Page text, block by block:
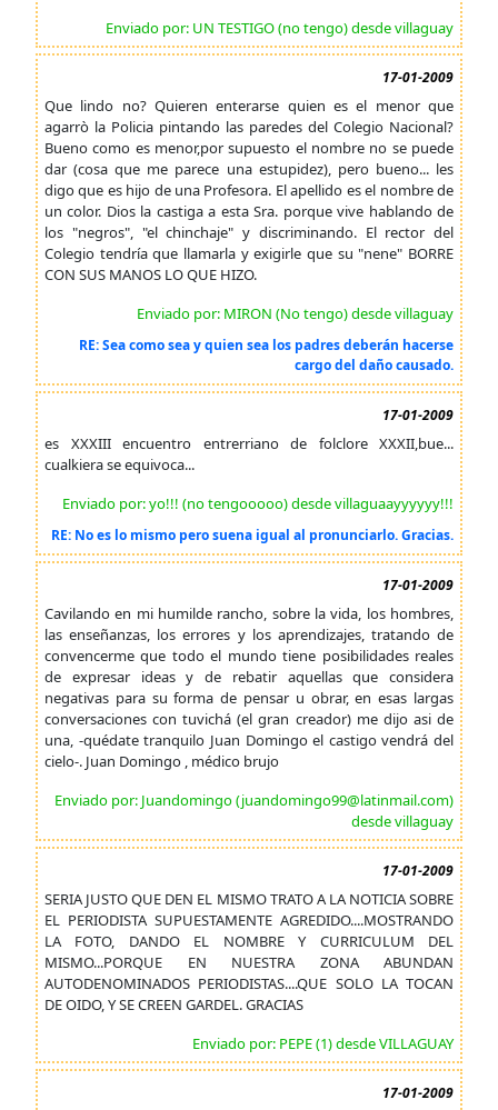
Enviado por: UN TESTIGO (no tengo) desde villaguay
17-01-2009
Que lindo no? Quieren enterarse quien es el menor que
agarrò la Policia pintando las paredes del Colegio Nacional?
Bueno como es menor,por supuesto el nombre no se puede
dar (cosa que me parece una estupidez), pero bueno... les
digo que es hijo de una Profesora. El apellido es el nombre de
un color. Dios la castiga a esta Sra. porque vive hablando de
los "negros", "el chinchaje" y discriminando. El rector del
Colegio tendría que llamarla y exigirle que su "nene" BORRE
CON SUS MANOS LO QUE HIZO.
Enviado por: MIRON (No tengo) desde villaguay
RE: Sea como sea y quien sea los padres deberán hacerse
cargo del daño causado.
17-01-2009
es XXXIII encuentro entrerriano de folclore XXXII,bue...
cualkiera se equivoca...
Enviado por: yo!!! (no tengooooo) desde villaguaayyyyyy!!!
RE: No es lo mismo pero suena igual al pronunciarlo. Gracias.
17-01-2009
Cavilando en mi humilde rancho, sobre la vida, los hombres,
las enseñanzas, los errores y los aprendizajes, tratando de
convencerme que todo el mundo tiene posibilidades reales
de expresar ideas y de rebatir aquellas que considera
negativas para su forma de pensar u obrar, en esas largas
conversaciones con tuvichá (el gran creador) me dijo asi de
una, -quédate tranquilo Juan Domingo el castigo vendrá del
cielo-. Juan Domingo , médico brujo
Enviado por: Juandomingo (juandomingo99@latinmail.com)
desde villaguay
17-01-2009
SERIA JUSTO QUE DEN EL MISMO TRATO A LA NOTICIA SOBRE
EL PERIODISTA SUPUESTAMENTE AGREDIDO....MOSTRANDO
LA FOTO, DANDO EL NOMBRE Y CURRICULUM DEL
MISMO...PORQUE EN NUESTRA ZONA ABUNDAN
AUTODENOMINADOS PERIODISTAS....QUE SOLO LA TOCAN
DE OIDO, Y SE CREEN GARDEL. GRACIAS
Enviado por: PEPE (1) desde VILLAGUAY
17-01-2009